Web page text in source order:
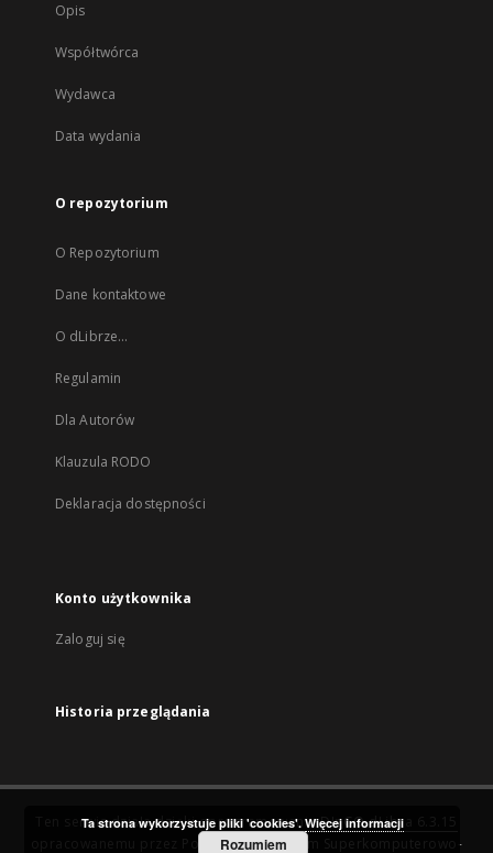
Opis
Współtwórca
Wydawca
Data wydania
O repozytorium
O Repozytorium
Dane kontaktowe
O dLibrze...
Regulamin
Dla Autorów
Klauzula RODO
Deklaracja dostępności
Konto użytkownika
Zaloguj się
Historia przeglądania
Ten serwis działa dzięki oprogramowaniuDInGO dLibra 6.3.15
Poznańskie Centrum Superkomputerowo-
Ta strona wykorzystuje pliki 'cookies'. Więcej informacji
Rozumiem